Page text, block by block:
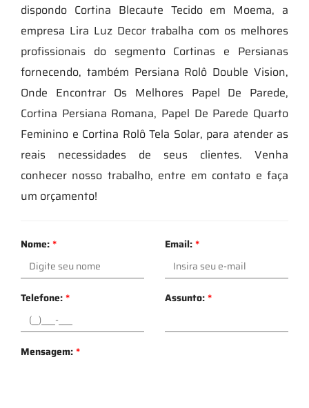
dispondo Cortina Blecaute Tecido em Moema, a
empresa Lira Luz Decor trabalha com os melhores
profissionais do segmento Cortinas e Persianas
fornecendo, também Persiana Rolô Double Vision,
Onde Encontrar Os Melhores Papel De Parede,
Cortina Persiana Romana, Papel De Parede Quarto
Feminino e Cortina Rolô Tela Solar, para atender as
reais necessidades de seus clientes. Venha
conhecer nosso trabalho, entre em contato e faça
um orçamento!
Nome:* Email:*
Telefone:* Assunto:*
Mensagem:*